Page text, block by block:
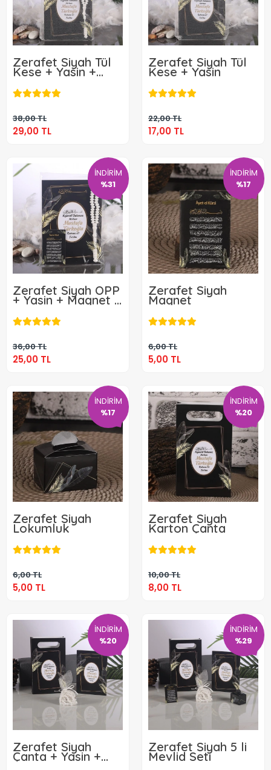
Zerafet Siyah Tül
Kese + Yasin +
Tesbih
38,00 TL
29,00 TL
29,00 TL
Zerafet Siyah Tül
Kese + Yasin
22,00 TL
17,00 TL
17,00 TL
İNDİRİM
%31
Zerafet Siyah OPP
+ Yasin + Magnet +
Tesbih
36,00 TL
25,00 TL
25,00 TL
İNDİRİM
%17
Zerafet Siyah
Magnet
6,00 TL
5,00 TL
5,00 TL
İNDİRİM
%17
Zerafet Siyah
Lokumluk
6,00 TL
5,00 TL
5,00 TL
İNDİRİM
%20
Zerafet Siyah
Karton Çanta
10,00 TL
8,00 TL
8,00 TL
İNDİRİM
%20
Zerafet Siyah
Çanta + Yasin +
Kese Tesbih
İNDİRİM
%29
Zerafet Siyah 5 li
Mevlid Seti